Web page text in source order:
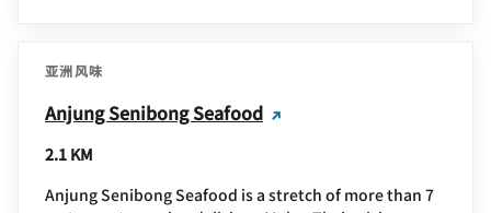
亚洲风味
Anjung Senibong Seafood
2.1 KM
Anjung Senibong Seafood is a stretch of more than 7